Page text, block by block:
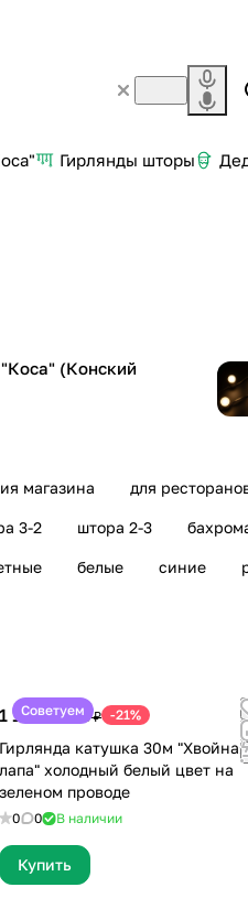
Гирлянды шторы
(Конский
магазина для
3-2 штора 2-3
белые синие
Советуем
1 190 ₽ 1 499 ₽ -21%
Гирлянда катушка 30м "Хвойная
лапа" холодный белый цвет на
зеленом проводе
0 0 В наличии
Купить